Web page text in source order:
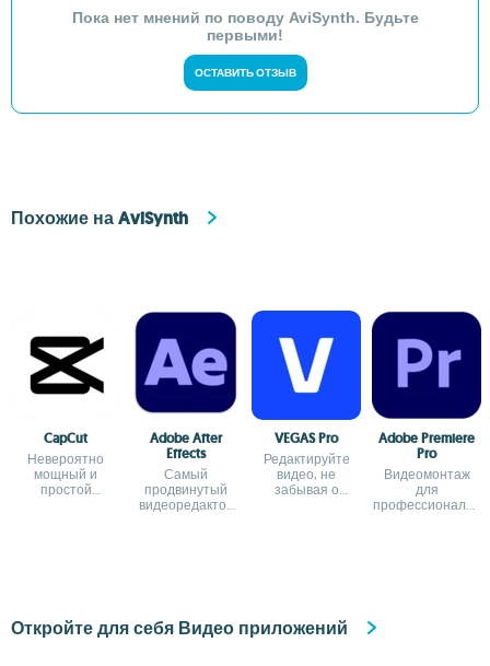
Пока нет мнений по поводу AviSynth. Будьте
первыми!
ОСТАВИТЬ ОТЗЫВ
Похожие на AviSynth
CapCut
Невероятно
мощный и
простой
Adobe After
Effects
Самый
продвинутый
видеоредактор
VEGAS Pro
Редактируйте
видео, не
забывая о
Adobe Premiere
Pro
Видеомонтаж
для
профессионалов
Откройте для себя Видео приложений